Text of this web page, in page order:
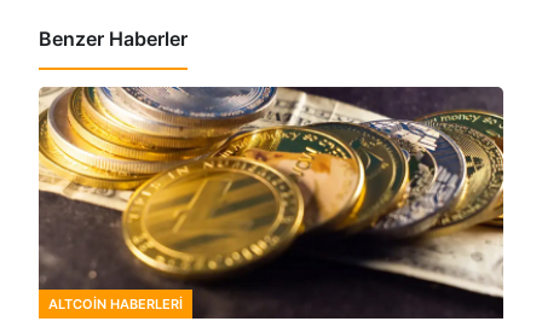
Benzer Haberler
ALTCOIN HABERLERI